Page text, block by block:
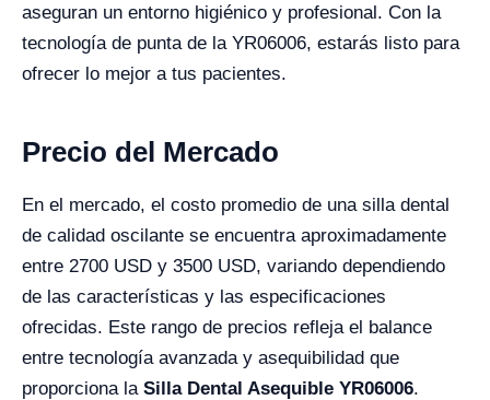
aseguran un entorno higiénico y profesional. Con la
tecnología de punta de la YR06006, estarás listo para
ofrecer lo mejor a tus pacientes.
Precio del Mercado
En el mercado, el costo promedio de una silla dental
de calidad oscilante se encuentra aproximadamente
entre 2700 USD y 3500 USD, variando dependiendo
de las características y las especificaciones
ofrecidas. Este rango de precios refleja el balance
entre tecnología avanzada y asequibilidad que
proporciona la Silla Dental Asequible YR06006.